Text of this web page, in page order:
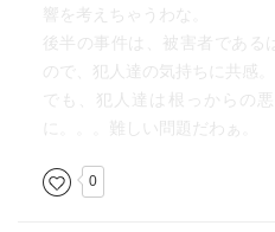
響を考えちゃうわな。
後半の事件は、被害者である
ので、犯人達の気持ちに共感。
でも、犯人達は根っからの
に。。。難しい問題だわぁ。
0